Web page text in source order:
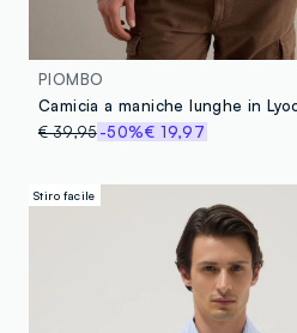
PIOMBO
€ 39,95-50%€ 19,97
Stiro facile